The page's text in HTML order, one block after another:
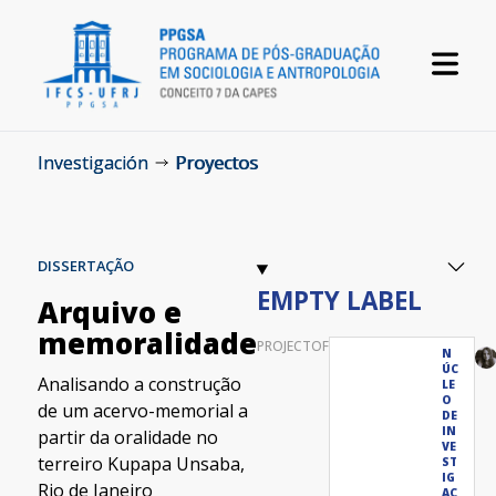
Investigación Proyectos
DISSERTAÇÃO
Arquivo e
memoralidade
Analisando a construção
de um acervo-memorial a
partir da oralidade no
terreiro Kupapa Unsaba,
Rio de Janeiro
EMPTY LABEL
PROJECTOF
N
ÚC
LE
O
DE
IN
VE
ST
IG
AC